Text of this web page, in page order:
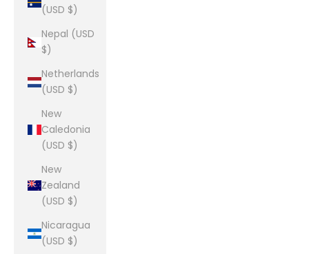
(USD $)
Nepal (USD
$)
Netherlands
(USD $)
New
Caledonia
(USD $)
New
Zealand
(USD $)
Nicaragua
(USD $)